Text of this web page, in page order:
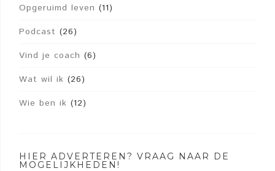
Opgeruimd leven (11)
Podcast (26)
Vind je coach (6)
Wat wil ik (26)
Wie ben ik (12)
HIER ADVERTEREN? VRAAG NAAR DE
MOGELIJKHEDEN!